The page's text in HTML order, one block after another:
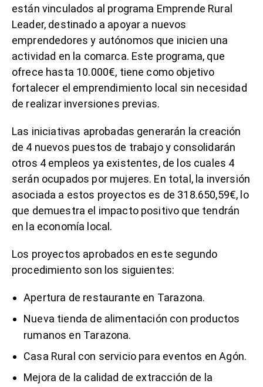
están vinculados al programa Emprende Rural
Leader, destinado a apoyar a nuevos
emprendedores y autónomos que inicien una
actividad en la comarca. Este programa, que
ofrece hasta 10.000€, tiene como objetivo
fortalecer el emprendimiento local sin necesidad
de realizar inversiones previas.
Las iniciativas aprobadas generarán la creación
de 4 nuevos puestos de trabajo y consolidarán
otros 4 empleos ya existentes, de los cuales 4
serán ocupados por mujeres. En total, la inversión
asociada a estos proyectos es de 318.650,59€, lo
que demuestra el impacto positivo que tendrán
en la economía local.
Los proyectos aprobados en este segundo
procedimiento son los siguientes:
Apertura de restaurante en Tarazona.
Nueva tienda de alimentación con productos
rumanos en Tarazona.
Casa Rural con servicio para eventos en Agón.
Mejora de la calidad de extracción de la